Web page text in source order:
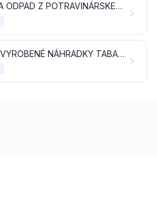
ZVYŠKY A ODPAD Z POTRAVINÁRSKEHO PRIEMYSLU; PRIPRAVENÉ KRMIVÁ PRE ZVIERATÁ
TABAK A VYROBENÉ NÁHRADKY TABAKU; PRODUKTY, TIEŽ OBSAHUJÚCE NIKOTÍN, URČENÉ NA INHALÁCIU BEZ HORENIA; OSTATNÉ VÝROBKY OBSAHUJÚCE NIKOTÍN URČENÉ NA PRÍJEM NIKOTÍNU ĽUDSKÝM TELOM